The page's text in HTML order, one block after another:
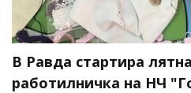
В Равда стартира
работилничка на НЧ